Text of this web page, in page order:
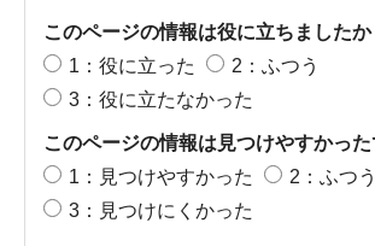
このページの情報は役に立ちましたか
1：役に立った
2：ふつう
3：役に立たなかった
このページの情報は見つけやすかった
1：見つけやすかった
2：ふつう
3：見つけにくかった